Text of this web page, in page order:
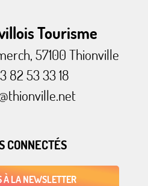
Tourisme
57100 Thionville
82 53 33 18
CONNECTÉS
À LA NEWSLETTER